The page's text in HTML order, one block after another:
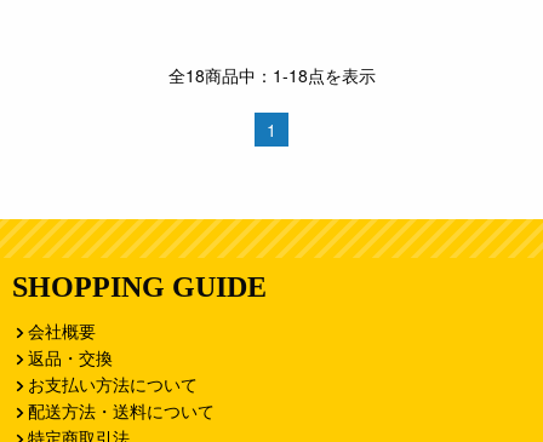
全18商品中：1-18点を表示
1
SHOPPING GUIDE
会社概要
返品・交換
お支払い方法について
配送方法・送料について
特定商取引法